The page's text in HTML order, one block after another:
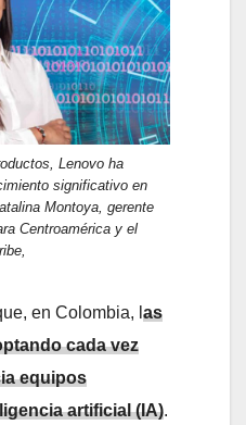
Lenovo ha
significativo en
Montoya, gerente
Centroamérica y el
en Colombia, l as
cada vez
equipos
artificial (IA).